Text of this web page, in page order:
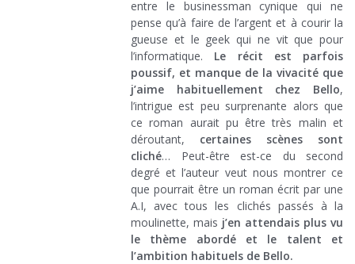
entre le businessman cynique qui ne
pense qu’à faire de l’argent et à courir la
gueuse et le geek qui ne vit que pour
l’informatique. Le récit est parfois
poussif, et manque de la vivacité que
j’aime habituellement chez Bello,
l’intrigue est peu surprenante alors que
ce roman aurait pu être très malin et
déroutant, certaines scènes sont
cliché… Peut-être est-ce du second
degré et l’auteur veut nous montrer ce
que pourrait être un roman écrit par une
A.I, avec tous les clichés passés à la
moulinette, mais j’en attendais plus vu
le thème abordé et le talent et
l’ambition habituels de Bello.